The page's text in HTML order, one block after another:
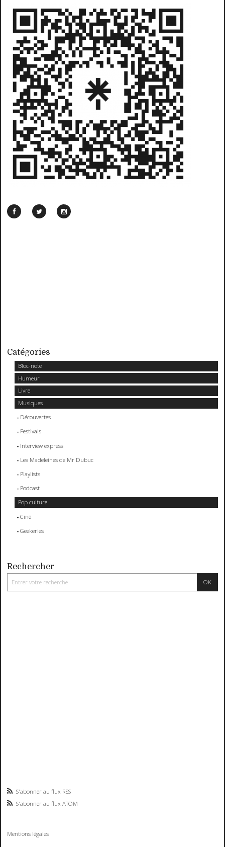
Catégories
Bloc-note
Humeur
Livre
Musiques
Découvertes
Festivals
Interview express
Les Madeleines de Mr Dubuc
Playlists
Podcast
Pop culture
Ciné
Geekeries
Rechercher
S'abonner au flux RSS
S'abonner au flux ATOM
Mentions légales